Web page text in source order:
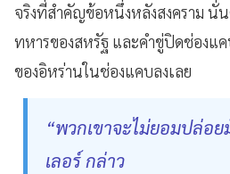
จริงที่สำคัญข้อหนึ่งหลังสงคราม นั่
ทหารของสหรัฐ และคำขู่ปิดช่องแ
ของอิหร่านในช่องแคบลงเลย
“พวกเขาจะไม่ยอมปล่อ
เลอร์ กล่าว